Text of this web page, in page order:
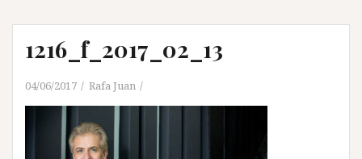
1216_f_2017_02_13
04/06/2017 Rafa Juan